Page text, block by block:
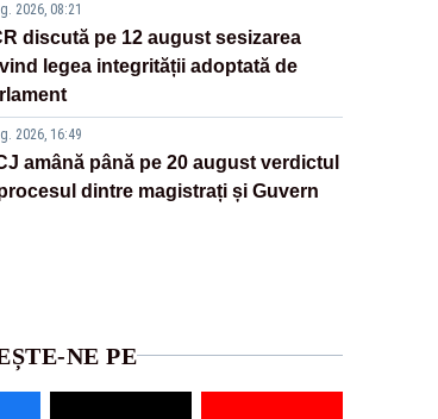
2026, 08:21
discută pe 12 august sesizarea
legea integrității adoptată de
2026, 16:49
amână până pe 20 august verdictul
dintre magistrați și Guvern
NE PE